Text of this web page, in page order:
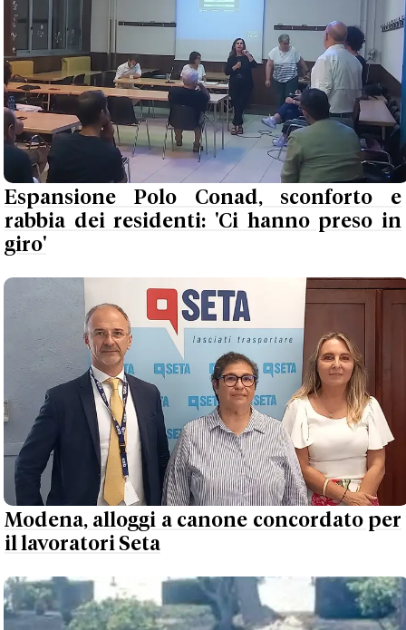
Espansione Polo Conad, sconforto e
rabbia dei residenti: 'Ci hanno preso in
giro'
Modena, alloggi a canone concordato per
il lavoratori Seta